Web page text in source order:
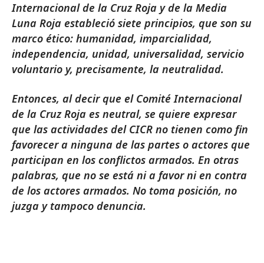
Internacional de la Cruz Roja y de la Media
Luna Roja estableció siete principios, que son su
marco ético: humanidad, imparcialidad,
independencia, unidad, universalidad, servicio
voluntario y, precisamente, la neutralidad.
Entonces, al decir que el Comité Internacional
de la Cruz Roja es neutral, se quiere expresar
que las actividades del CICR no tienen como fin
favorecer a ninguna de las partes o actores que
participan en los conflictos armados. En otras
palabras, que no se está ni a favor ni en contra
de los actores armados. No toma posición, no
juzga y tampoco denuncia.